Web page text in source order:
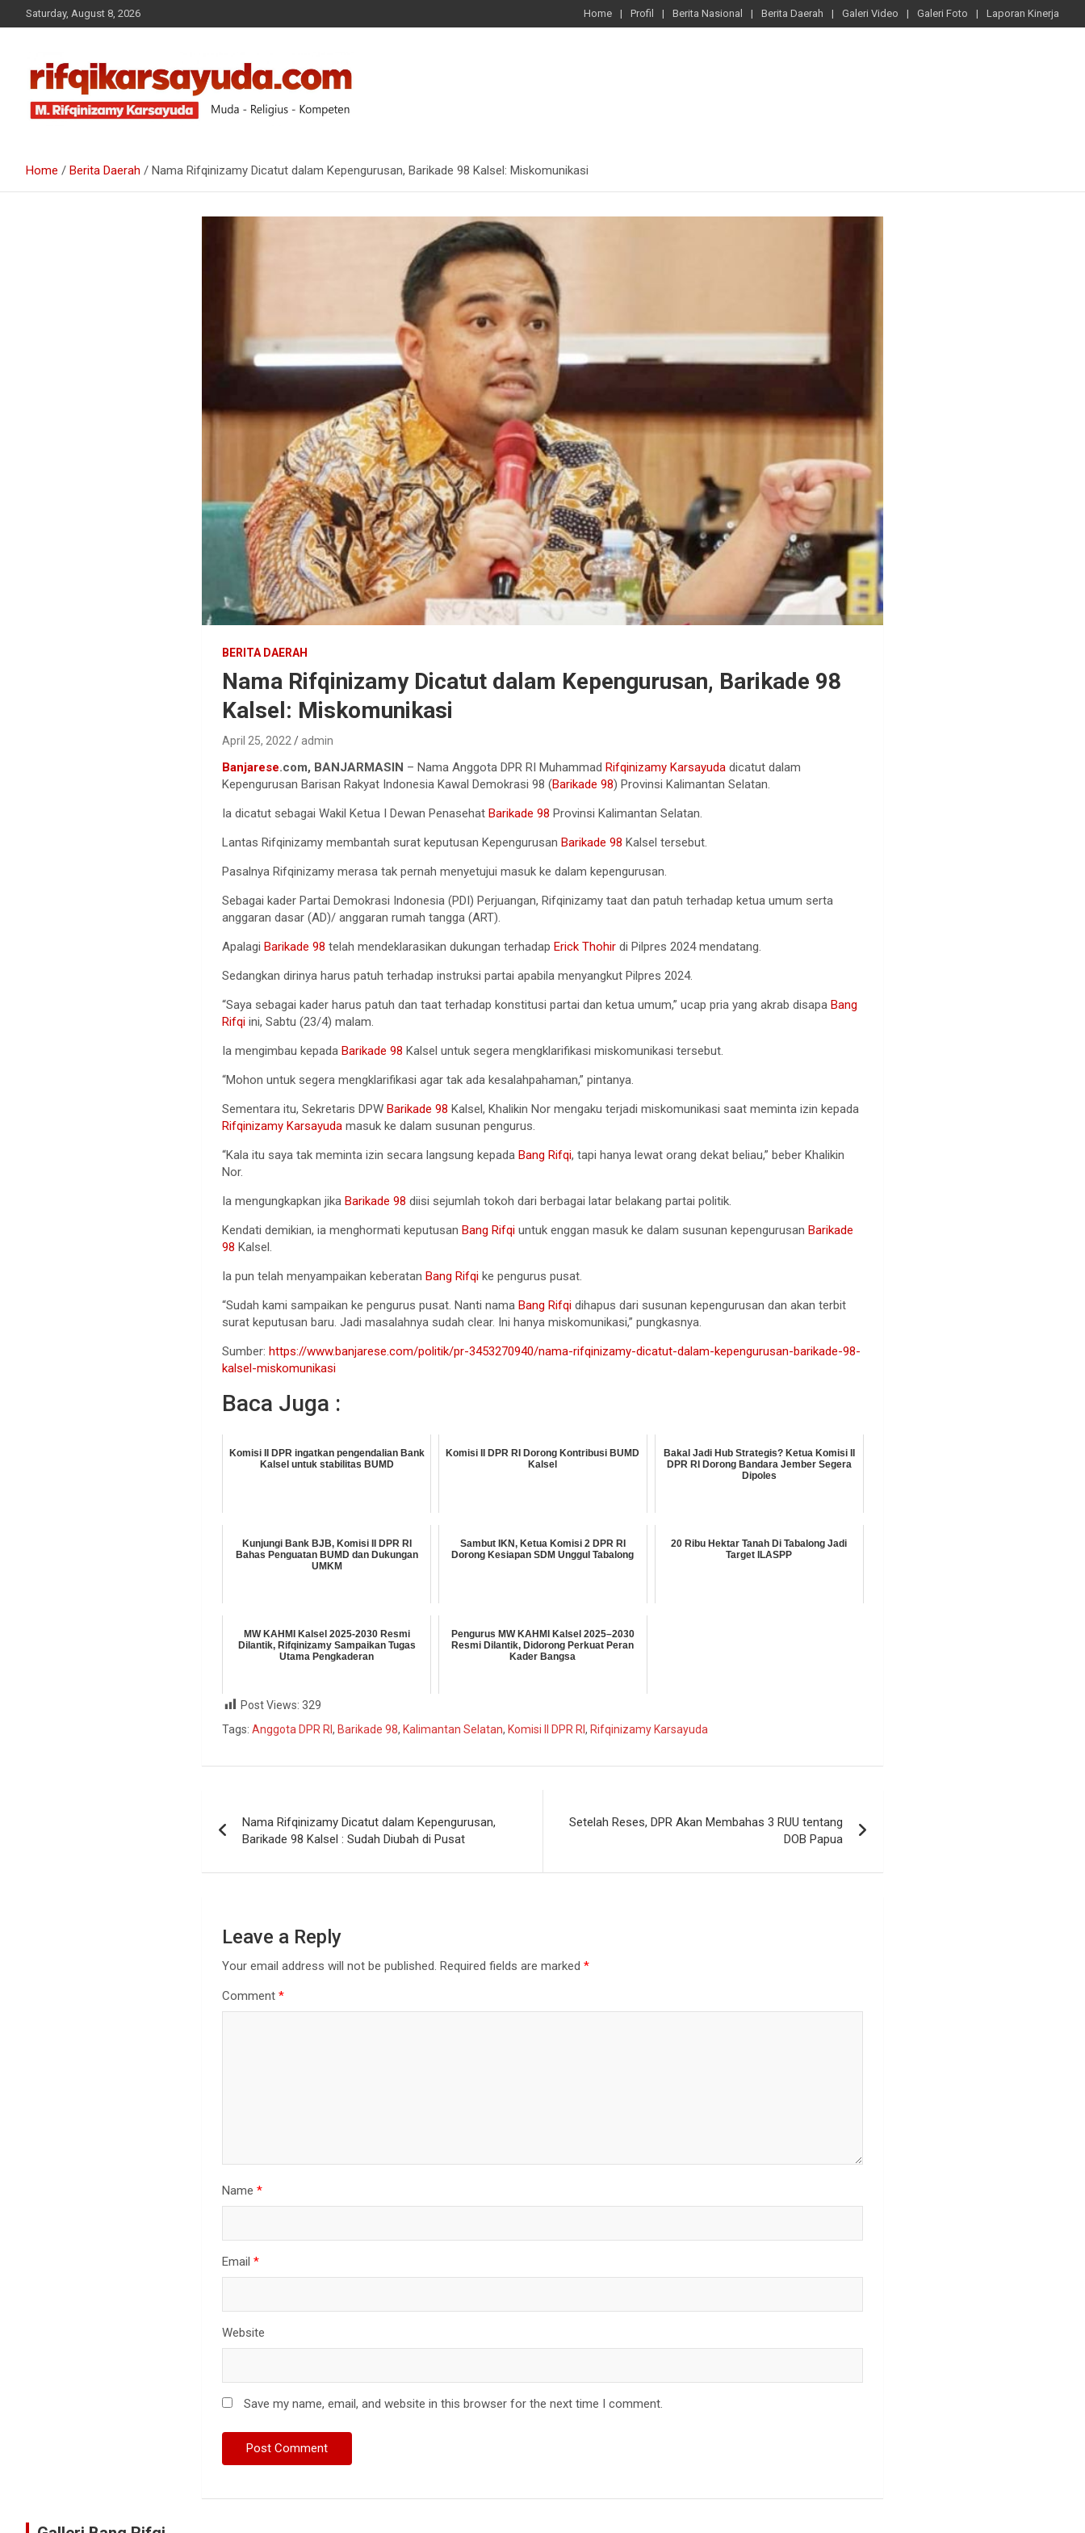
Saturday, August 8, 2026 Home Profil Berita Nasional Berita Daerah Galeri Video Galeri Foto Laporan Kinerja
Home Berita Daerah Nama Rifqinizamy Dicatut dalam Kepengurusan, Barikade 98 Kalsel: Miskomunikasi
BERITA DAERAH
Nama Rifqinizamy Dicatut dalam Kepengurusan, Barikade 98
Kalsel: Miskomunikasi
April 25, 2022 admin
Banjarese.com, BANJARMASIN – Nama Anggota DPR RI MuhammadRifqinizamy Karsayuda dicatut dalam
Kepengurusan Barisan Rakyat Indonesia Kawal Demokrasi 98 (Barikade 98) Provinsi Kalimantan Selatan.
Ia dicatut sebagai Wakil Ketua I Dewan PenasehatBarikade 98 Provinsi Kalimantan Selatan.
Lantas Rifqinizamy membantah surat keputusan KepengurusanBarikade 98 Kalsel tersebut.
Pasalnya Rifqinizamy merasa tak pernah menyetujui masuk ke dalam kepengurusan.
Sebagai kader Partai Demokrasi Indonesia (PDI) Perjuangan, Rifqinizamy taat dan patuh terhadap ketua umum serta
anggaran dasar (AD)/ anggaran rumah tangga (ART).
ApalagiBarikade 98 telah mendeklarasikan dukungan terhadapErick Thohir di Pilpres 2024 mendatang.
Sedangkan dirinya harus patuh terhadap instruksi partai apabila menyangkut Pilpres 2024.
“Saya sebagai kader harus patuh dan taat terhadap konstitusi partai dan ketua umum,” ucap pria yang akrab disapaBang
Rifqi ini, Sabtu (23/4) malam.
Ia mengimbau kepadaBarikade 98 Kalsel untuk segera mengklarifikasi miskomunikasi tersebut.
“Mohon untuk segera mengklarifikasi agar tak ada kesalahpahaman,” pintanya.
Sementara itu, Sekretaris DPWBarikade 98 Kalsel, Khalikin Nor mengaku terjadi miskomunikasi saat meminta izin kepada
Rifqinizamy Karsayuda masuk ke dalam susunan pengurus.
“Kala itu saya tak meminta izin secara langsung kepadaBang Rifqi, tapi hanya lewat orang dekat beliau,” beber Khalikin
Nor.
Ia mengungkapkan jikaBarikade 98 diisi sejumlah tokoh dari berbagai latar belakang partai politik.
Kendati demikian, ia menghormati keputusanBang Rifqi untuk enggan masuk ke dalam susunan kepengurusanBarikade
98 Kalsel.
Ia pun telah menyampaikan keberatanBang Rifqi ke pengurus pusat.
“Sudah kami sampaikan ke pengurus pusat. Nanti namaBang Rifqi dihapus dari susunan kepengurusan dan akan terbit
surat keputusan baru. Jadi masalahnya sudah clear. Ini hanya miskomunikasi,” pungkasnya.
Sumber:https://www.banjarese.com/politik/pr-3453270940/nama-rifqinizamy-dicatut-dalam-kepengurusan-barikade-98-
kalsel-miskomunikasi
Baca Juga :
Komisi II DPR ingatkan pengendalian Bank
Kalsel untuk stabilitas BUMD
Komisi II DPR RI Dorong Kontribusi BUMD
Kalsel
Bakal Jadi Hub Strategis? Ketua Komisi II
DPR RI Dorong Bandara Jember Segera
Dipoles
Kunjungi Bank BJB, Komisi II DPR RI
Bahas Penguatan BUMD dan Dukungan
UMKM
Sambut IKN, Ketua Komisi 2 DPR RI
Dorong Kesiapan SDM Unggul Tabalong
20 Ribu Hektar Tanah Di Tabalong Jadi
Target ILASPP
MW KAHMI Kalsel 2025-2030 Resmi
Dilantik, Rifqinizamy Sampaikan Tugas
Utama Pengkaderan
Pengurus MW KAHMI Kalsel 2025–2030
Resmi Dilantik, Didorong Perkuat Peran
Kader Bangsa
Post Views: 329
Tags: Anggota DPR RI, Barikade 98, Kalimantan Selatan, Komisi II DPR RI, Rifqinizamy Karsayuda
Nama Rifqinizamy Dicatut dalam Kepengurusan,
Barikade 98 Kalsel : Sudah Diubah di Pusat
Setelah Reses, DPR Akan Membahas 3 RUU tentang
DOB Papua
Leave a Reply
Your email address will not be published. Required fields are marked*
Comment*
Name*
Email*
Website
Save my name, email, and website in this browser for the next time I comment.